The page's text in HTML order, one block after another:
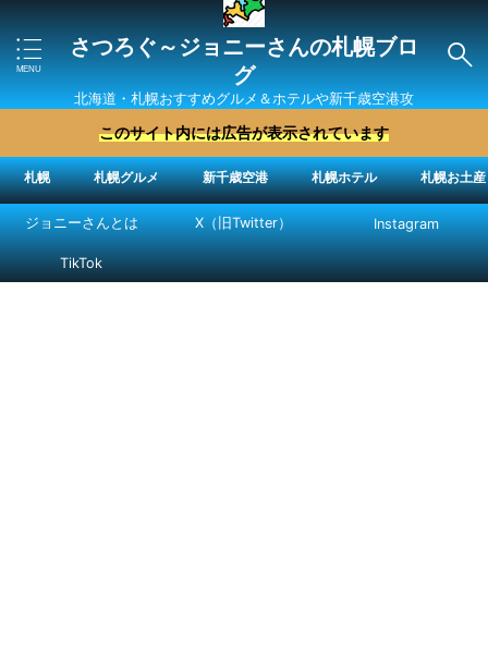
さつろぐ～ジョニーさんの札幌ブロ
グ
北海道・札幌おすすめグルメ＆ホテルや新千歳空港攻
略法を紹介 ″ジョニーさん“で検索
このサイト内には広告が表示されています
札幌 札幌グルメ 新千歳空港 札幌ホテル 札幌お土産
ジョニーさんとは X（旧Twitter） Instagram
TikTok